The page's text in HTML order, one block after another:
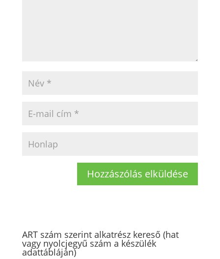
ART szám szerint alkatrész kereső (hat
vagy nyolcjegyű szám a készülék
adattábláján)